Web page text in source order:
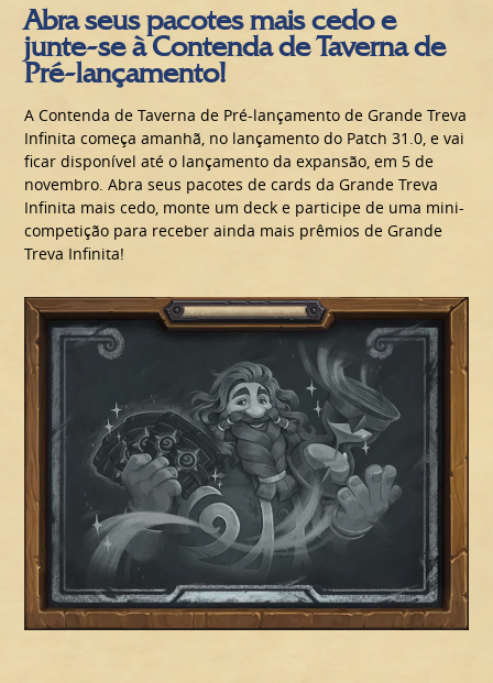
Abra seus pacotes mais cedo e
junte-se à Contenda de Taverna de
Pré-lançamento!
A Contenda de Taverna de Pré-lançamento de Grande Treva
Infinita começa amanhã, no lançamento do Patch 31.0, e vai
ficar disponível até o lançamento da expansão, em 5 de
novembro. Abra seus pacotes de cards da Grande Treva
Infinita mais cedo, monte um deck e participe de uma mini-
competição para receber ainda mais prêmios de Grande
Treva Infinita!